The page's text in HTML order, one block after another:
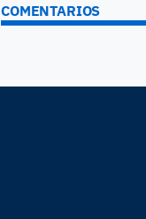
COMENTARIOS